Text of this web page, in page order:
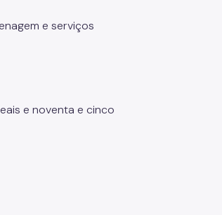
e serviços
e noventa e cinco